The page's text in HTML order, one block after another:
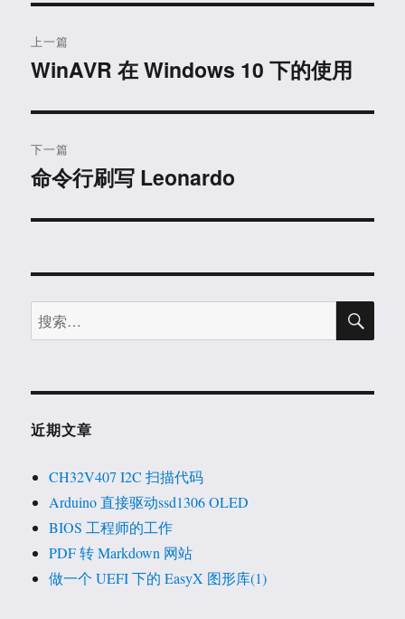
章
航
上一篇
上
文
章：
WinAVR 在 Windows 10 下的使用
下一篇
下
文
命令行刷写 Leonardo
搜
索：
搜
近期文章
CH32V407 I2C 扫描代码
Arduino 直接驱动ssd1306 OLED
BIOS 工程师的工作
PDF 转 Markdown 网站
做一个 UEFI 下的 EasyX 图形库(1)